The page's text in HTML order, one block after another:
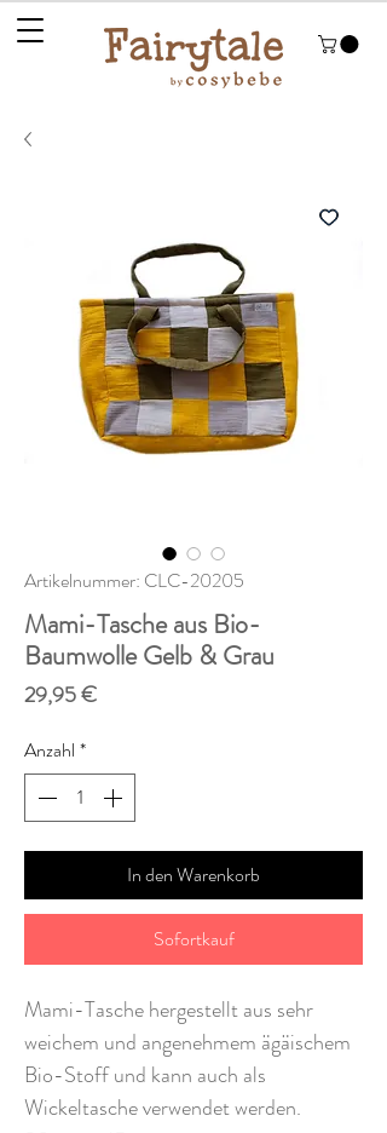
Artikelnummer: CLC-20205
Mami-Tasche aus Bio-
Baumwolle Gelb & Grau
29,95 €Preis
Anzahl *
In den Warenkorb
Sofortkauf
Mami-Tasche hergestellt aus sehr
weichem und angenehmem ägäischem
Bio-Stoff und kann auch als
Wickeltasche verwendet werden.